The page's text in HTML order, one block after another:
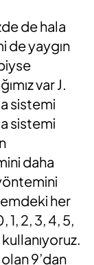
de hala
de yaygın
var J.
sistemi
sistemi
daha
her
1, 2, 3, 4, 5,
9’dan